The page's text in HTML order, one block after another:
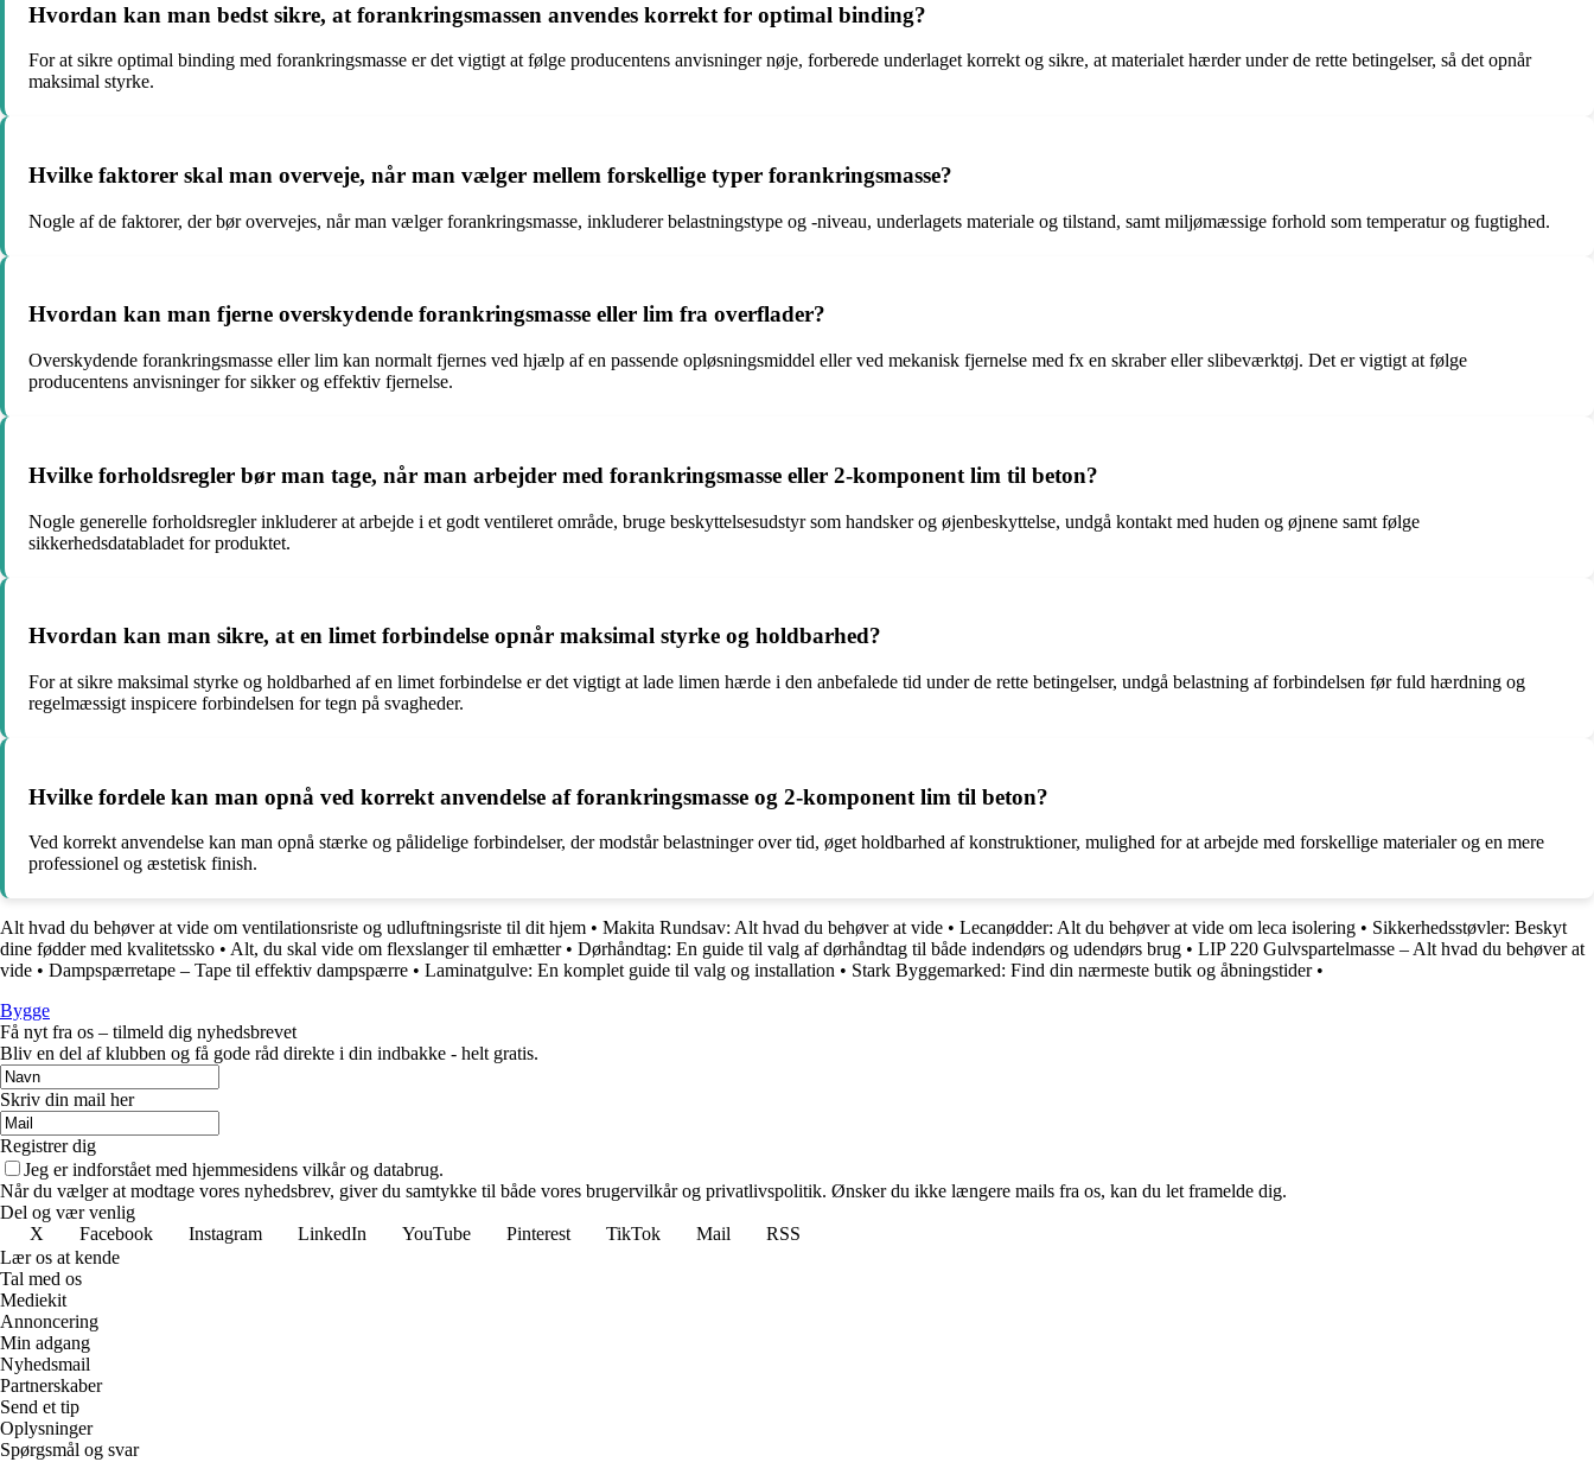
Hvordan kan man bedst sikre, at forankringsmassen anvendes korrekt for optimal binding?
For at sikre optimal binding med forankringsmasse er det vigtigt at følge producentens anvisninger nøje, forberede underlaget korrekt og sikre, at materialet hærder under de rette betingelser, så det opnår
maksimal styrke.
Hvilke faktorer skal man overveje, når man vælger mellem forskellige typer forankringsmasse?
Nogle af de faktorer, der bør overvejes, når man vælger forankringsmasse, inkluderer belastningstype og -niveau, underlagets materiale og tilstand, samt miljømæssige forhold som temperatur og fugtighed.
Hvordan kan man fjerne overskydende forankringsmasse eller lim fra overflader?
Overskydende forankringsmasse eller lim kan normalt fjernes ved hjælp af en passende opløsningsmiddel eller ved mekanisk fjernelse med fx en skraber eller slibeværktøj. Det er vigtigt at følge
producentens anvisninger for sikker og effektiv fjernelse.
Hvilke forholdsregler bør man tage, når man arbejder med forankringsmasse eller 2-komponent lim til beton?
Nogle generelle forholdsregler inkluderer at arbejde i et godt ventileret område, bruge beskyttelsesudstyr som handsker og øjenbeskyttelse, undgå kontakt med huden og øjnene samt følge
sikkerhedsdatabladet for produktet.
Hvordan kan man sikre, at en limet forbindelse opnår maksimal styrke og holdbarhed?
For at sikre maksimal styrke og holdbarhed af en limet forbindelse er det vigtigt at lade limen hærde i den anbefalede tid under de rette betingelser, undgå belastning af forbindelsen før fuld hærdning og
regelmæssigt inspicere forbindelsen for tegn på svagheder.
Hvilke fordele kan man opnå ved korrekt anvendelse af forankringsmasse og 2-komponent lim til beton?
Ved korrekt anvendelse kan man opnå stærke og pålidelige forbindelser, der modstår belastninger over tid, øget holdbarhed af konstruktioner, mulighed for at arbejde med forskellige materialer og en mere
professionel og æstetisk finish.
Alt hvad du behøver at vide om ventilationsriste og udluftningsriste til dit hjem • Makita Rundsav: Alt hvad du behøver at vide • Lecanødder: Alt du behøver at vide om leca isolering • Sikkerhedsstøvler: Beskyt
dine fødder med kvalitetssko • Alt, du skal vide om flexslanger til emhætter• Dørhåndtag: En guide til valg af dørhåndtag til både indendørs og udendørs brug • LIP 220 Gulvspartelmasse – Alt hvad du behøver at
vide • Dampspærretape – Tape til effektiv dampspærre • Laminatgulve: En komplet guide til valg og installation • Stark Byggemarked: Find din nærmeste butik og åbningstider•
Bygge
Få nyt fra os – tilmeld dig nyhedsbrevet
Bliv en del af klubben og få gode råd direkte i din indbakke - helt gratis.
Skriv din mail her
Registrer dig
Jeg er indforstået med hjemmesidens vilkår og databrug.
Når du vælger at modtage vores nyhedsbrev, giver du samtykke til både vores brugervilkår og privatlivspolitik. Ønsker du ikke længere mails fra os, kan du let framelde dig.
Del og vær venlig
X
Facebook Instagram LinkedIn YouTube Pinterest TikTok Mail
RSS
Lær os at kende
Tal med os
Mediekit
Annoncering
Min adgang
Nyhedsmail
Partnerskaber
Send et tip
Oplysninger
Spørgsmål og svar